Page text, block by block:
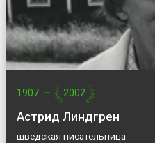
1907 — 2002
Астрид Линдгрен
шведская писательница